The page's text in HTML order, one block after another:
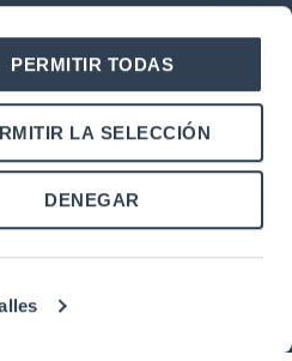
PERMITIR TODAS
LA SELECCIÓN
DENEGAR
18, 46980